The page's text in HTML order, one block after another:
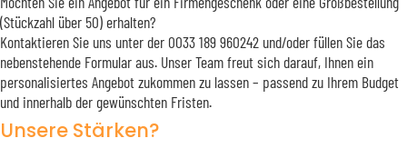
(Stückzahl über 50) erhalten?
Kontaktieren Sie uns unter der 0033 189 960242 und/oder füllen Sie das
nebenstehende Formular aus. Unser Team freut sich darauf, Ihnen ein
personalisiertes Angebot zukommen zu lassen – passend zu Ihrem Budget
und innerhalb der gewünschten Fristen.
Unsere Stärken?